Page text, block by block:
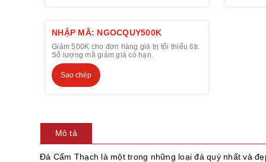
NHẬP MÃ: NGOCQUY500K
Giảm 500K cho đơn hàng giá trị tối thiểu 6tr.
Số lượng mã giảm giá có hạn.
Sao chép
Mô tả
Đá Cẩm Thạch là một trong những loại đá quý nhất và